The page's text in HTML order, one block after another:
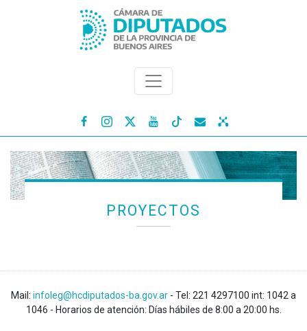
   
PROYECTOS
Mail: infoleg@hcdiputados-ba.gov.ar - Tel: 221 4297100 int: 1042 a
1046 - Horarios de atención: Días hábiles de 8:00 a 20:00 hs.